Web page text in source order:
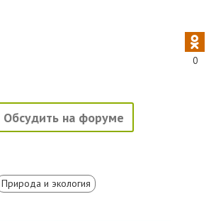
0
Обсудить на форуме
Природа и экология